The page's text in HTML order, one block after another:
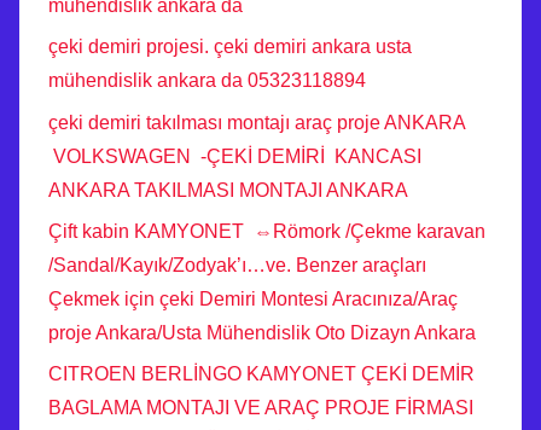
mühendislik ankara da
çeki demiri projesi. çeki demiri ankara usta
mühendislik ankara da 05323118894
çeki demiri takılması montajı araç proje ANKARA
VOLKSWAGEN -ÇEKİ DEMİRİ KANCASI
ANKARA TAKILMASI MONTAJI ANKARA
Çift kabin KAMYONET ⇔Römork /Çekme karavan
/Sandal/Kayık/Zodyak’ı…ve. Benzer araçları
Çekmek için çeki Demiri Montesi Aracınıza/Araç
proje Ankara/Usta Mühendislik Oto Dizayn Ankara
CITROEN BERLİNGO KAMYONET ÇEKİ DEMİR
BAGLAMA MONTAJI VE ARAÇ PROJE FİRMASI